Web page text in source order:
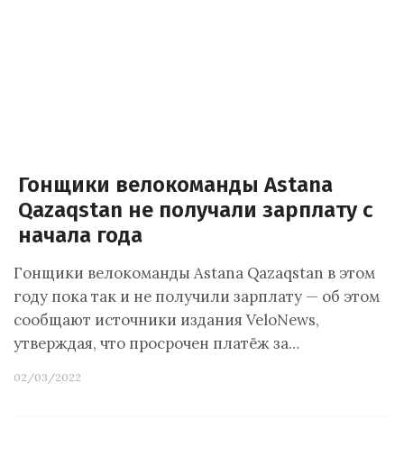
Гонщики велокоманды Astana
Qazaqstan не получали зарплату с
начала года
Гонщики велокоманды Astana Qazaqstan в этом
году пока так и не получили зарплату — об этом
сообщают источники издания VeloNews,
утверждая, что просрочен платёж за…
02/03/2022